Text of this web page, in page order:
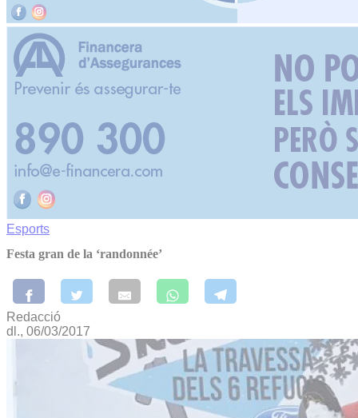
Esports
Festa gran de la ‘randonnée’
Redacció
dl., 06/03/2017